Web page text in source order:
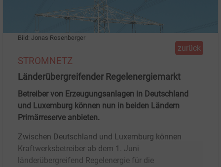
Bild: Jonas Rosenberger
zurück
STROMNETZ
Länderübergreifender Regelenergiemarkt
Betreiber von Erzeugungsanlagen in Deutschland
und Luxemburg können nun in beiden Ländern
Primärreserve anbieten.
Zwischen Deutschland und Luxemburg können
Kraftwerksbetreiber ab dem 1. Juni
länderübergreifend Regelenergie für die